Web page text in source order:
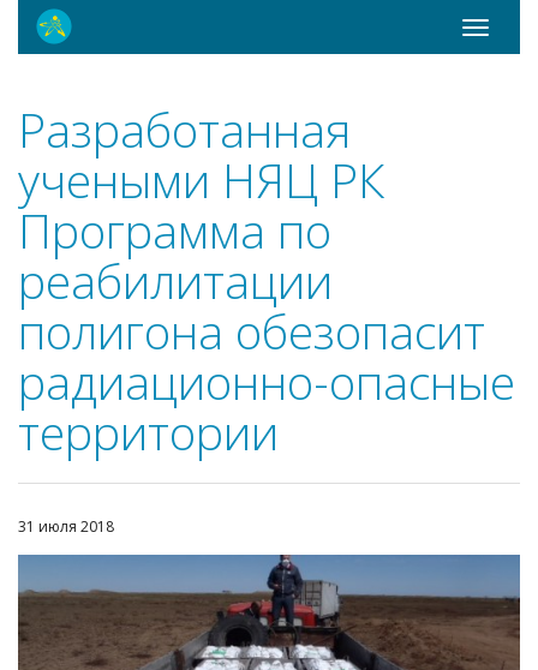
Toggle
Разработанная
учеными НЯЦ РК
Программа по
реабилитации
полигона обезопасит
радиационно-опасные
территории
31 июля 2018